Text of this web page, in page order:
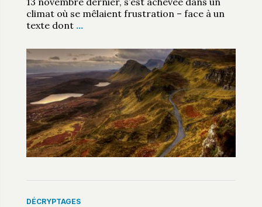
climat où se mêlaient frustration – face à un
texte dont …
DÉCRYPTAGES